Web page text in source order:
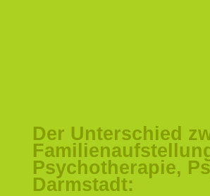
Der Unterschied
Psychotherapie,
Darmstadt: